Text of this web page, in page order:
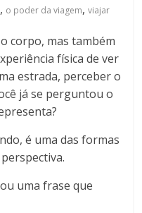
, o poder da viagem,viajar
corpo, mas também
física de ver
estrada, perceber o
já se perguntou o
é uma das formas
uma frase que